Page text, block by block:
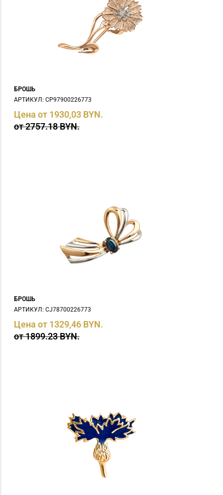
БРОШЬ
АРТИКУЛ: СP97900226773
Цена от 1930,03 BYN.
от 2757.18 BYN.
БРОШЬ
АРТИКУЛ: СJ78700226773
Цена от 1329,46 BYN.
от 1899.23 BYN.